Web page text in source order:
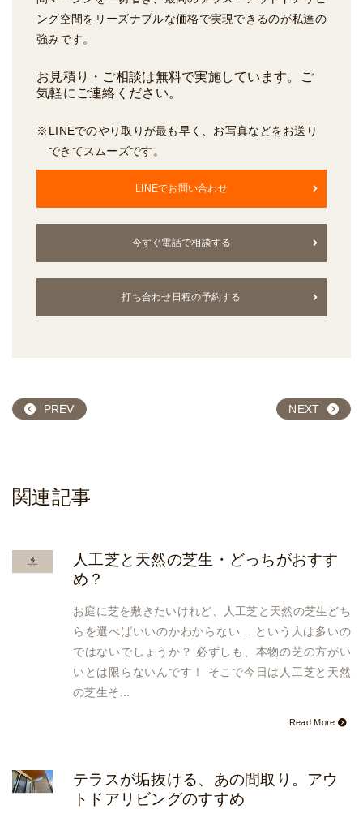
ング空間をリーズナブルな価格で実現できるのが私達の
強みです。
お見積り・ご相談は無料で実施しています。ご
気軽にご連絡ください。
LINEでのやり取りが最も早く、お写真などをお送り
できてスムーズです。
LINEでお問い合わせ
今すぐ電話で相談する
打ち合わせ日程の予約する
PREV NEXT
関連記事
人工芝と天然の芝生・どっちがおすす
め？
お庭に芝を敷きたいけれど、人工芝と天然の芝生どち
らを選べばいいのかわからない… という人は多いの
ではないでしょうか？ 必ずしも、本物の芝の方がい
いとは限らないんです！ そこで今日は人工芝と天然
の芝生そ…
Read More
テラスが垢抜ける、あの間取り。アウ
トドアリビングのすすめ